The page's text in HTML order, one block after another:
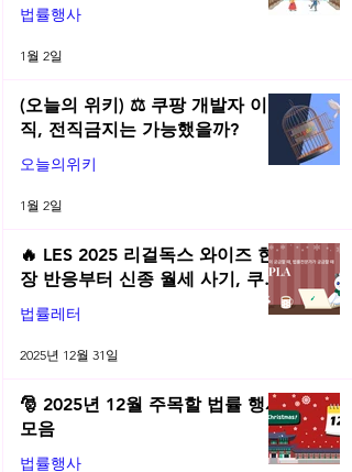
법률행사
1월 2일
(오늘의 위키) ⚖️ 쿠팡 개발자 이
직, 전직금지는 가능했을까?
오늘의위키
1월 2일
🔥 LES 2025 리걸독스 와이즈 현
장 반응부터 신종 월세 사기, 쿠팡
전직금지 가처분 위키까지| 2025
년 12월 네플라 법률레터
법률레터
2025년 12월 31일
🎅 2025년 12월 주목할 법률 행사
모음
법률행사